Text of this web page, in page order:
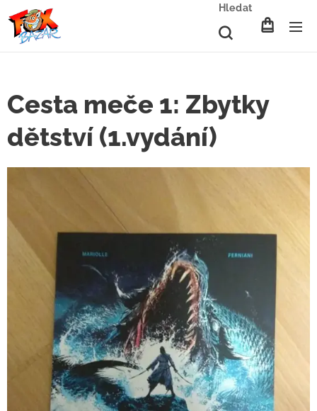
Hledat
Cesta meče 1: Zbytky
dětství (1.vydání)